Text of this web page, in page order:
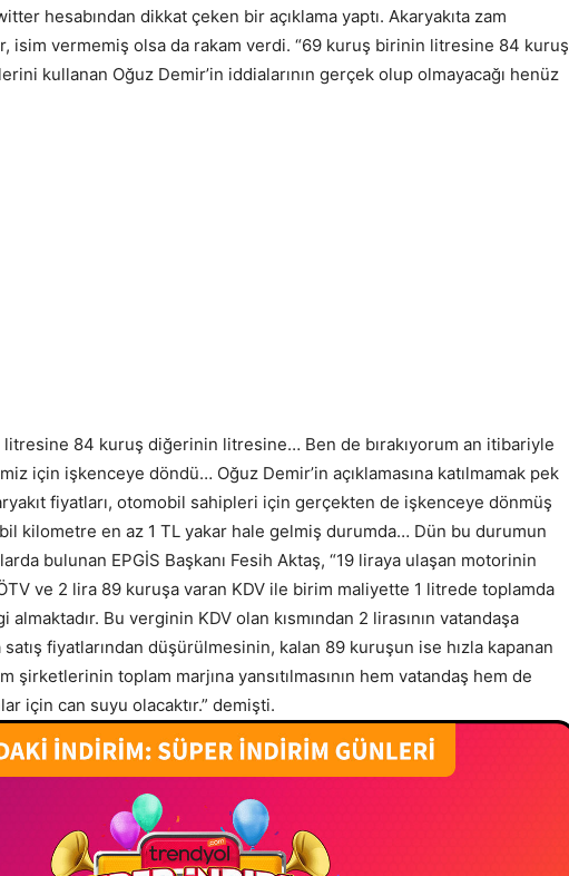
hesabından dikkat çeken bir açıklama yaptı. Akaryakıta zam
isim vermemiş olsa da rakam verdi. “69 kuruş birinin litresine 84 kuruş
kullanan Oğuz Demir’in iddialarının gerçek olup olmayacağı henüz
84 kuruş diğerinin litresine… Ben de bırakıyorum an itibariyle
için işkenceye döndü… Oğuz Demir’in açıklamasına katılmamak pek
fiyatları, otomobil sahipleri için gerçekten de işkenceye dönmüş
kilometre en az 1 TL yakar hale gelmiş durumda… Dün bu durumun
bulunan EPGİS Başkanı Fesih Aktaş, “19 liraya ulaşan motorinin
ve 2 lira 89 kuruşa varan KDV ile birim maliyette 1 litrede toplamda
Bu verginin KDV olan kısmından 2 lirasının vatandaşa
fiyatlarından düşürülmesinin, kalan 89 kuruşun ise hızla kapanan
şirketlerinin toplam marjına yansıtılmasının hem vatandaş hem de
için can suyu olacaktır.” demişti.